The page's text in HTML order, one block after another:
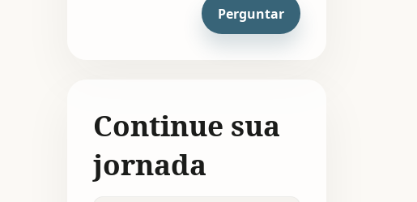
Perguntar
Continue sua
jornada